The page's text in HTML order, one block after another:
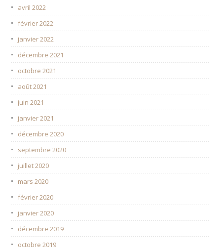
avril 2022
février 2022
janvier 2022
décembre 2021
octobre 2021
août 2021
juin 2021
janvier 2021
décembre 2020
septembre 2020
juillet 2020
mars 2020
février 2020
janvier 2020
décembre 2019
octobre 2019